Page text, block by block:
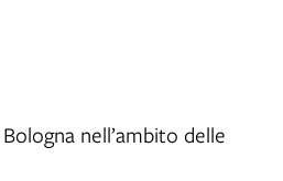
nell’ambito delle